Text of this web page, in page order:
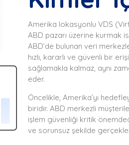
Amerika lokasyonlu VDS
ABD pazarı üzerine kurmak
ABD’de bulunan veri
hızlı, kararlı ve güvenli bir
sağlamakla kalmaz, aynı
eder.
Öncelikle, Amerika’yı
biridir. ABD merkezli
işlem güvenliği kritik
ve sorunsuz şekilde